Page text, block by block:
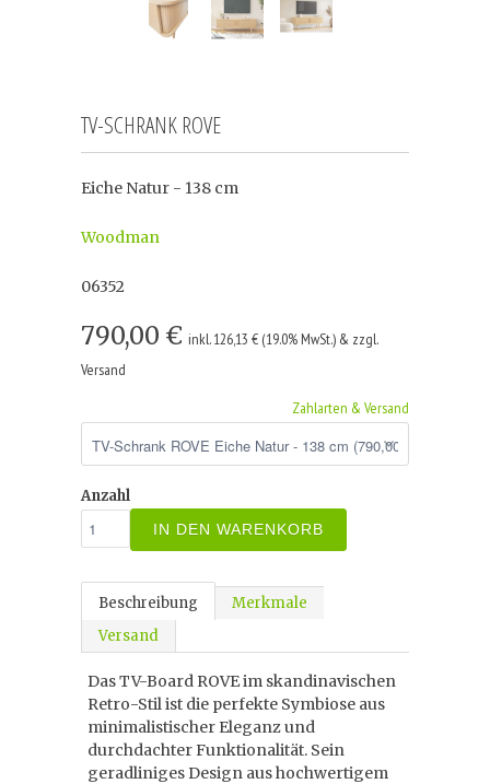
TV-SCHRANK ROVE
Eiche Natur - 138 cm
Woodman
06352
790,00 € inkl. 126,13 € (19.0% MwSt.) & zzgl.
Versand
Zahlarten & Versand
Anzahl
IN DEN WARENKORB
Beschreibung
Merkmale
Versand
Das TV-Board ROVE im skandinavischen
Retro-Stil ist die perfekte Symbiose aus
minimalistischer Eleganz und
durchdachter Funktionalität. Sein
geradliniges Design aus hochwertigem